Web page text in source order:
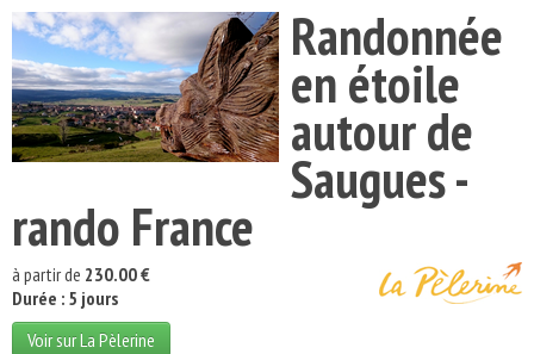
T. Responsable
Destinations
Acteurs
Thèmes
Randonnée
en étoile
autour de
Saugues -
rando France
à partir de 230.00 €
Durée : 5 jours
Voir sur La Pèlerine